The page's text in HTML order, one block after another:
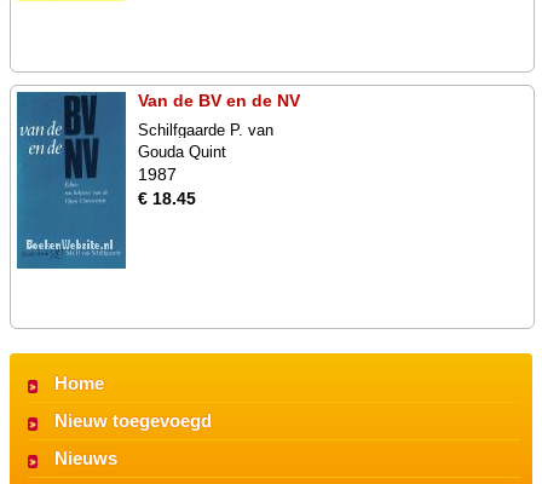
Van de BV en de NV
Schilfgaarde P. van
Gouda Quint
1987
€ 18.45
Home
Nieuw toegevoegd
Nieuws